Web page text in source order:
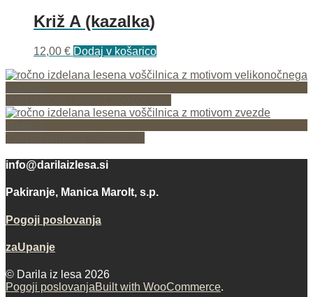
Križ A (kazalka)
12,00 € Dodaj v košarico
info@darilaizlesa.si
Pakiranje, Manica Marolt, s.p.
Pogoji poslovanja
zaUpanje
© Darila iz lesa 2026
Pogoji poslovanjaBuilt with WooCommerce.